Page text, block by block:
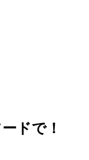
ドで！